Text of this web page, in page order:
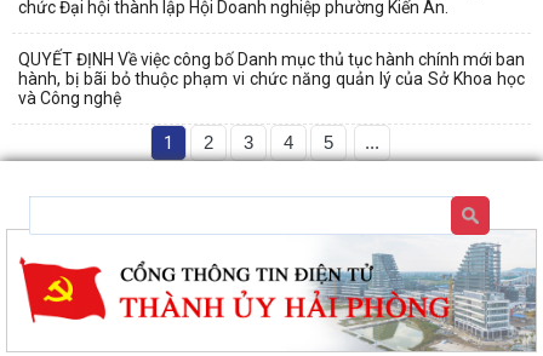
chức Đại hội thành lập Hội Doanh nghiệp phường Kiến An.
QUYẾT ĐỊNH Về việc công bố Danh mục thủ tục hành chính mới ban
hành, bị bãi bỏ thuộc phạm vi chức năng quản lý của Sở Khoa học
và Công nghệ
1 2 3 4 5 ...